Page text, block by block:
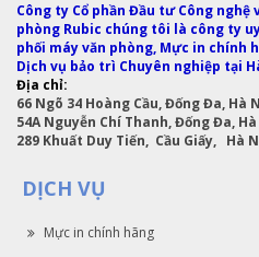
Công ty Cổ phần Đầu tư Công nghệ
phòng Rubic chúng tôi là công ty
phối máy văn phòng, Mực in chính
Dịch vụ bảo trì Chuyên nghiệp tại
Địa chỉ:
66 Ngõ 34 Hoàng Cầu, Đống Đa, Hà
54A Nguyễn Chí Thanh, Đống Đa,
289 Khuất Duy Tiến, Cầu Giấy, Hà
DỊCH VỤ
Mực in chính hãng